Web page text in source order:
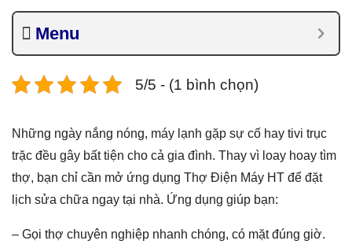
Menu
5/5 - (1 bình chọn)
Những ngày nắng nóng, máy lạnh gặp sự cố hay tivi trục
trặc đều gây bất tiện cho cả gia đình. Thay vì loay hoay tìm
thợ, bạn chỉ cần mở ứng dụng Thợ Điện Máy HT để đặt
lịch sửa chữa ngay tại nhà. Ứng dụng giúp bạn:
– Gọi thợ chuyên nghiệp nhanh chóng, có mặt đúng giờ.